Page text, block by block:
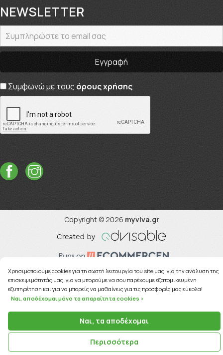
NEWSLETTER
Συμφωνώ με τους όρους χρήσης
Copyright © 2026 myviva.gr
Χρησιμοποιούμε cookies για τη σωστή λειτουργία του site μας, για την ανάλυση της
επισκεψιμότητάς μας, για να μπορούμε να σου παρέχουμε εξατομικευμένη
εξυπηρέτηση και για να μπορείς να μαθαίνεις για τις προσφορές μας εύκολα!
Ναι, αποδέχομαι μόνο τα απαραίτητα cookies >
Ναι, τα αποδέχομαι
Περισσότερα